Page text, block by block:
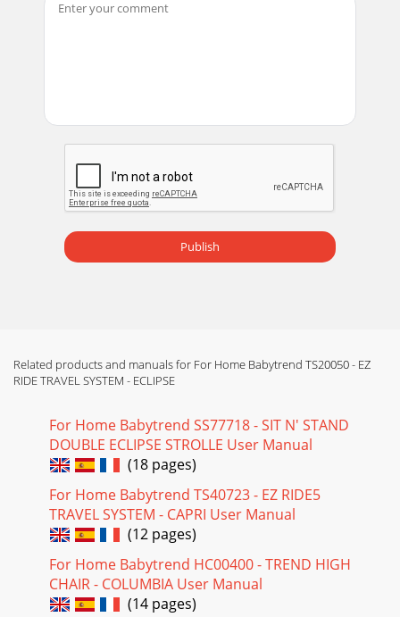
Publish
Related products and manuals for For Home Babytrend TS20050 - EZ
RIDE TRAVEL SYSTEM - ECLIPSE
For Home Babytrend SS77718 - SIT N' STAND
DOUBLE ECLIPSE STROLLE User Manual
(18 pages)
For Home Babytrend TS40723 - EZ RIDE5
TRAVEL SYSTEM - CAPRI User Manual
(12 pages)
For Home Babytrend HC00400 - TREND HIGH
CHAIR - COLUMBIA User Manual
(14 pages)